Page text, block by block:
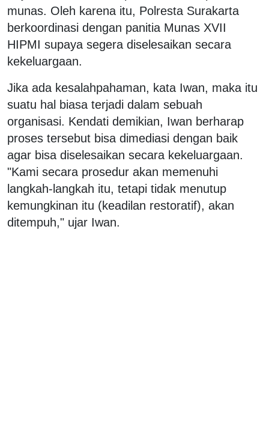
munas. Oleh karena itu, Polresta Surakarta
berkoordinasi dengan panitia Munas XVII
HIPMI supaya segera diselesaikan secara
kekeluargaan.
Jika ada kesalahpahaman, kata Iwan, maka itu
suatu hal biasa terjadi dalam sebuah
organisasi. Kendati demikian, Iwan berharap
proses tersebut bisa dimediasi dengan baik
agar bisa diselesaikan secara kekeluargaan.
"Kami secara prosedur akan memenuhi
langkah-langkah itu, tetapi tidak menutup
kemungkinan itu (keadilan restoratif), akan
ditempuh," ujar Iwan.